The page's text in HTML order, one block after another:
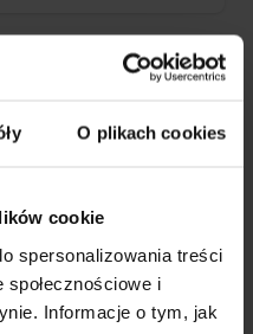
O plikach cookies
cookie
spersonalizowania treści
i
Informacje o tym, jak